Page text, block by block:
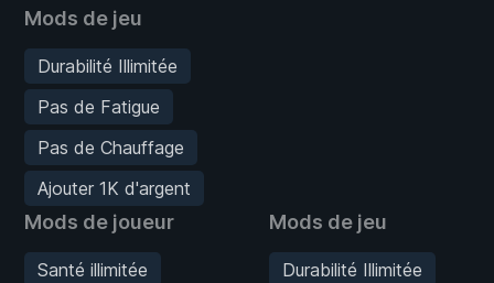
Mods de jeu
Durabilité Illimitée
Pas de Fatigue
Pas de Chauffage
Ajouter 1K d'argent
Mods de joueur
Santé illimitée
Mods de jeu
Durabilité Illimitée